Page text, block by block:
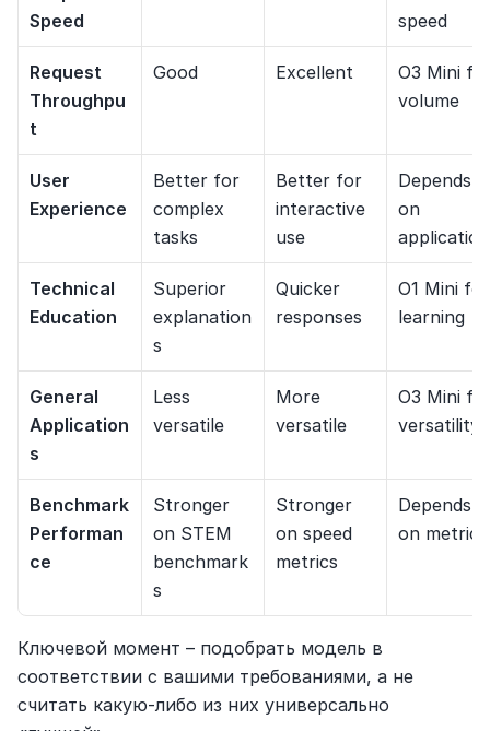
Speed
speed
Request
Throughpu
t
Good Excellent
O3 Mini
volume
User
Experience
Better for
complex
tasks
Better for
interactive
use
Depends
on
application
Technical
Education
Superior
explanation
s
Quicker
responses
O1 Mini for
learning
General
Application
s
Less
versatile
More
versatile
O3 Mini
versatility
Benchmark
Performan
ce
Stronger
on STEM
benchmark
s
Stronger
on speed
metrics
Depends
on metrics
Ключевой момент – подобрать модель в
соответствии с вашими требованиями, а не
считать какую-либо из них универсально